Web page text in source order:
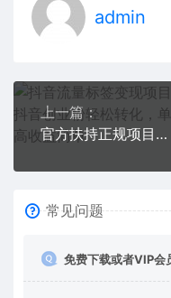
admin
上一篇：
官方扶持正规项目 抖音团购达人 爆单2000+0门槛每天半小时发图文
常见问题
免费下载或者VIP会